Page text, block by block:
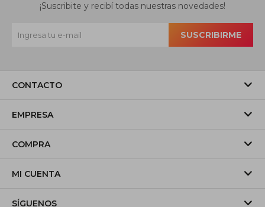
CONTACTO
EMPRESA
COMPRA
MI CUENTA
SÍGUENOS
¡Suscribite y recibí todas nuestras novedades!
SUSCRIBIRME